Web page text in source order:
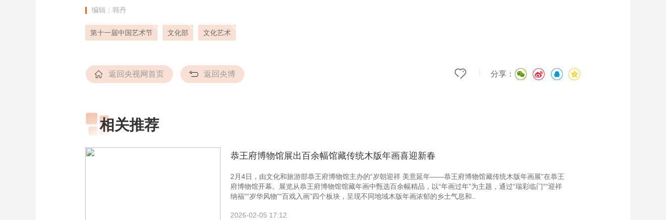
编辑：韩丹
第十一届中国艺术节 文化部 文化艺术
返回央视网首页 返回央博 分享：
相关推荐
恭王府博物馆展出百余幅馆藏传统木版年画喜迎新春
2月4日，由文化和旅游部恭王府博物馆主办的“岁朝迎祥 美意延年——恭王府博物馆藏传统木版年画展”在恭王
府博物馆开幕。展览从恭王府博物馆馆藏年画中甄选百余幅精品，以“年画过年”为主题，通过“瑞彩临门”“迎祥
纳福”“岁华风物”“百戏入画”四个板块，呈现不同地域木版年画浓郁的乡土气息和..
2026-02-05 17:12